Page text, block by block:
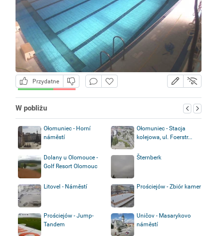
Przydatne
W pobliżu
Ołomuniec - Horní
náměstí
Ołomuniec - Stacja
kolejowa, ul. Foerstr...
Dolany u Olomouce -
Golf Resort Olomouc
Šternberk
Litovel - Náměstí Prościejów - Zbiór kamer
Prościejów - Jump-
Tandem
Uničov - Masarykovo
náměstí